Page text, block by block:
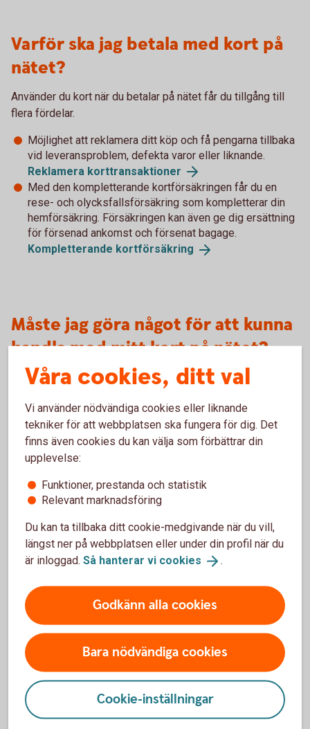
Varför ska jag betala med kort på
nätet?
Använder du kort när du betalar på nätet får du tillgång till
flera fördelar.
Möjlighet att reklamera ditt köp och få pengarna tillbaka
vid leveransproblem, defekta varor eller liknande.
Reklamera korttransaktioner
Med den kompletterande kortförsäkringen får du en
rese- och olycksfallsförsäkring som kompletterar din
hemförsäkring. Försäkringen kan även ge dig ersättning
för försenad ankomst och försenat bagage.
Kompletterande kortförsäkring
Måste jag göra något för att kunna
handla med mitt kort på nätet?
Bankkort Business
Nya företagskort distribueras med internetköp påslaget.
För att kortinnehavaren ska kunna använda sitt kort på nätet
behöver kortet först aktiveras. Om företaget har
internetbank görs det där, annars via en första transaktion i
Skulle ni inte vilja ha företagskortet öppet för internetköp
kan en behörig användare gå in och ändra det i
internetbanken för företag.
När du får ditt kort är det öppet för internetköp.
Behörig kontaktperson/firmatecknare kontaktar Entercard
via business.card@entercard.com för att både öppna eller
stänga den anställdes kort för internetköp, kontantuttag och
utlandsköp.
Kortinnehavare av Betalkort Företag har möjlighet att öppna
och stänga sitt kort för internetköp, kontantuttag och
Våra cookies, ditt val
Vi använder nödvändiga cookies eller liknande
tekniker för att webbplatsen ska fungera för dig. Det
finns även cookies du kan välja som förbättrar din
upplevelse:
Funktioner, prestanda och statistik
Relevant marknadsföring
Du kan ta tillbaka ditt cookie-medgivande när du vill,
längst ner på webbplatsen eller under din profil när du
är inloggad. Så hanterar vi cookies .
Godkänn alla cookies
Bara nödvändiga cookies
Cookie-inställningar